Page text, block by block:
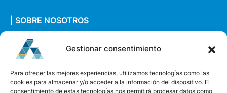
Gestionar consentimiento
Para ofrecer las mejores experiencias, utilizamos tecnologías como las
cookies para almacenar y/o acceder a la información del dispositivo. El
consentimiento de estas tecnologías nos permitirá procesar datos como
| SOBRE NOSOTROS
Quiénes somos
Envíanos un mensaje